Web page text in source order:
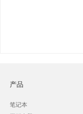
产品
笔记本